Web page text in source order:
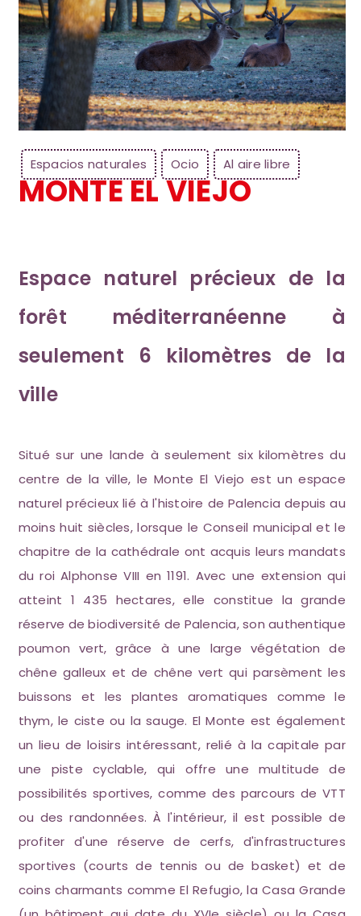
Espacios naturales Ocio Al aire libre
MONTE EL VIEJO
Espace naturel précieux de la
forêt méditerranéenne à
seulement 6 kilomètres de la
ville
Situé sur une lande à seulement six kilomètres du
centre de la ville, le Monte El Viejo est un espace
naturel précieux lié à l'histoire de Palencia depuis au
moins huit siècles, lorsque le Conseil municipal et le
chapitre de la cathédrale ont acquis leurs mandats
du roi Alphonse VIII en 1191. Avec une extension qui
atteint 1 435 hectares, elle constitue la grande
réserve de biodiversité de Palencia, son authentique
poumon vert, grâce à une large végétation de
chêne galleux et de chêne vert qui parsèment les
buissons et les plantes aromatiques comme le
thym, le ciste ou la sauge. El Monte est également
un lieu de loisirs intéressant, relié à la capitale par
une piste cyclable, qui offre une multitude de
possibilités sportives, comme des parcours de VTT
ou des randonnées. À l'intérieur, il est possible de
profiter d'une réserve de cerfs, d'infrastructures
sportives (courts de tennis ou de basket) et de
coins charmants comme El Refugio, la Casa Grande